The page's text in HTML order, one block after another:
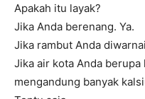
Apakah itu layak?
Jika Anda berenang. Ya.
Jika rambut Anda
Jika air kota Anda
mengandung banyak